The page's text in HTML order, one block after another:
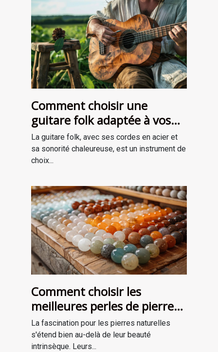
Comment choisir une
guitare folk adaptée à vos
besoins
La guitare folk, avec ses cordes en acier et
sa sonorité chaleureuse, est un instrument de
choix...
Comment choisir les
meilleures perles de pierre
naturelle pour vos projets de
bijouterie et de lithothérapie
La fascination pour les pierres naturelles
s'étend bien au-delà de leur beauté
intrinsèque. Leurs...